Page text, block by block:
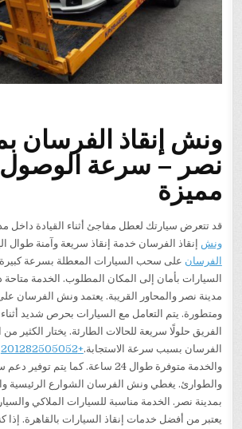
ونش إنقاذ الفرسان
نصر – سرعة
مميزة
قد تتعرض سيارتك لعطل مفاجئ أثناء القيادة داخل
ونش إنقاذ الفرسان خدمة إنقاذ سريعة وآمنة طوال
الفرسان على سحب السيارات المعطلة بسرعة
السيارات بأمان إلى المكان المطلوب. الخدمة
مدينة نصر والمحاور القريبة. يعتمد ونش الفرسان
ومتطورة. يتم التعامل مع السيارات بحرص شديد أثناء
الفريق حلولًا سريعة للحالات الطارئة. يختار الكثير
الفرسان بسبب سرعة الاستجابة.+201282505052
والخدمة متوفرة طوال 24 ساعة. كما
والطوارئ. يغطي ونش الفرسان الشوارع الرئيسية
بمدينة نصر. الخدمة مناسبة للسيارات الملاكي
يعتبر من أفضل خدمات إنقاذ السيارات بالقاهرة.